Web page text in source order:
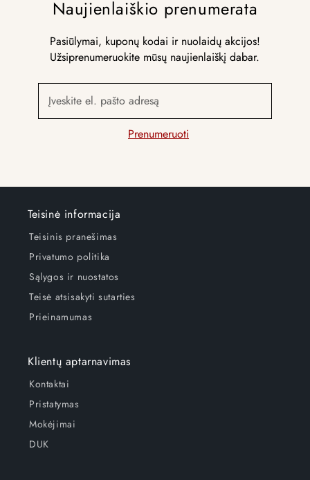
Naujienlaiškio prenumerata
Pasiūlymai, kuponų kodai ir nuolaidų akcijos!
Užsiprenumeruokite mūsų naujienlaiškį dabar.
Įveskite el. pašto adresą
Prenumeruoti
Teisinė informacija
Teisinis pranešimas
Privatumo politika
Sąlygos ir nuostatos
Teisė atsisakyti sutarties
Prieinamumas
Klientų aptarnavimas
Kontaktai
Pristatymas
Mokėjimai
DUK